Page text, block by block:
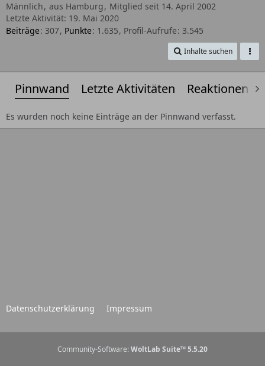
Männlich aus Hamburg
Mitglied seit 14. April 2002
Letzte Aktivität: 19. Mai 2020
Beiträge 307 Punkte 1.635 Profil-Aufrufe 3.545
Inhalte suchen
Pinnwand Letzte Aktivitäten Reaktionen
Es wurden noch keine Einträge an der Pinnwand verfasst.
Datenschutzerklärung Impressum
Community-Software: WoltLab Suite™ 5.5.20